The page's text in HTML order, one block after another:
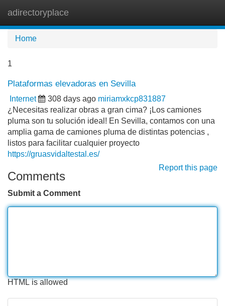
adirectoryplace
Home
1
Plataformas elevadoras en Sevilla
Internet 308 days ago miriamxkcp831887
¿Necesitas realizar obras a gran cima? ¡Los camiones
pluma son tu solución ideal! En Sevilla, contamos con una
amplia gama de camiones pluma de distintas potencias ,
listos para facilitar cualquier proyecto
https://gruasvidaltestal.es/
Report this page
Comments
Submit a Comment
HTML is allowed